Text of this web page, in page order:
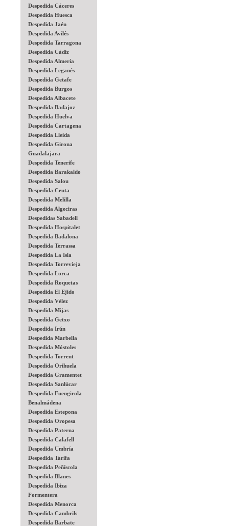
Despedida Cáceres
Despedida Huesca
Despedida Jaén
Despedida Avilés
Despedida Tarragona
Despedida Cádiz
Despedida Almería
Despedida Leganés
Despedida Getafe
Despedida Burgos
Despedida Albacete
Despedida Badajoz
Despedida Huelva
Despedida Cartagena
Despedida Lleida
Despedida Girona
Guadalajara
Despedida Tenerife
Despedida Barakaldo
Despedida Salou
Despedida Ceuta
Despedida Melilla
Despedida Algeciras
Despedidas Sabadell
Despedida Hospitalet
Despedida Badalona
Despedida Terrassa
Despedida La Isla
Despedida Torrevieja
Despedida Lorca
Despedida Roquetas
Despedida El Ejido
Despedida Vélez
Despedida Mijas
Despedida Getxo
Despedida Irún
Despedida Marbella
Despedida Móstoles
Despedida Torrent
Despedida Orihuela
Despedida Gramentet
Despedida Sanlúcar
Despedida Fuengirola
Benalmádena
Despedida Estepona
Despedida Oropesa
Despedida Paterna
Despedida Calafell
Despedida Umbría
Despedida Tarifa
Despedida Peñíscola
Despedida Blanes
Despedida Ibiza
Formentera
Despedida Menorca
Despedida Cambrils
Despedida Barbate